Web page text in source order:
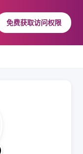
免费获取访问权限